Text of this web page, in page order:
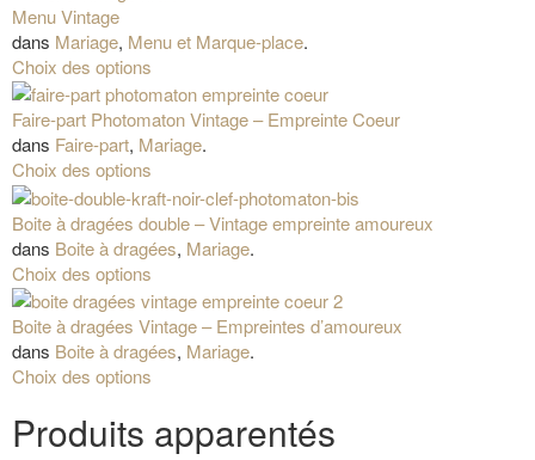
Menu Vintage
dans Mariage, Menu et Marque-place.
Choix des options
Faire-part Photomaton Vintage – Empreinte Coeur
dans Faire-part, Mariage.
Choix des options
Boite à dragées double – Vintage empreinte amoureux
dans Boite à dragées, Mariage.
Choix des options
Boite à dragées Vintage – Empreintes d’amoureux
dans Boite à dragées, Mariage.
Choix des options
Produits apparentés